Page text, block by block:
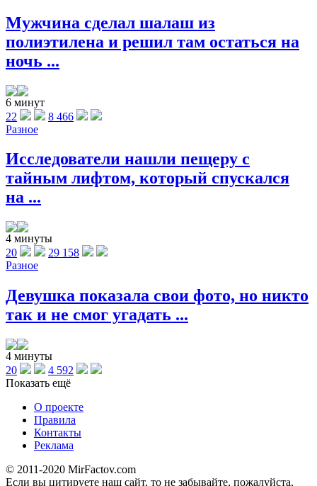
Мужчина сделал шалаш из
полиэтилена и решил там остаться на
ночь ...
6 минут
22
8 466
Разное
Исследователи нашли пещеру с
тайным лифтом, который спускался
на ...
4 минуты
20
29 158
Разное
Девушка показала свои фото, но никто
так и не смог угадать ...
4 минуты
20
4 592
Показать ещё
О проекте
Правила
Контакты
Реклама
© 2011-2020 MirFactov.com
Если вы цитируете наш сайт, то не забывайте, пожалуйста,